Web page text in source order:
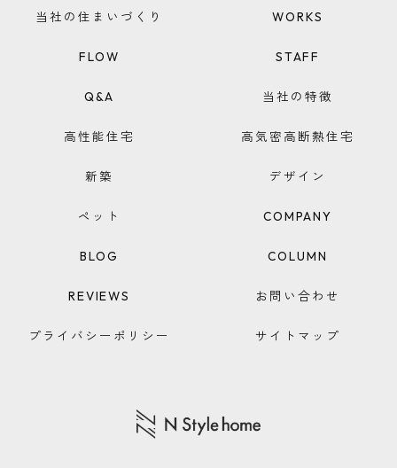
当社の住まいづくり WORKS
FLOW STAFF
Q&A 当社の特徴
高性能住宅 高気密高断熱住宅
新築 デザイン
ペット COMPANY
BLOG COLUMN
REVIEWS お問い合わせ
プライバシーポリシー サイトマップ